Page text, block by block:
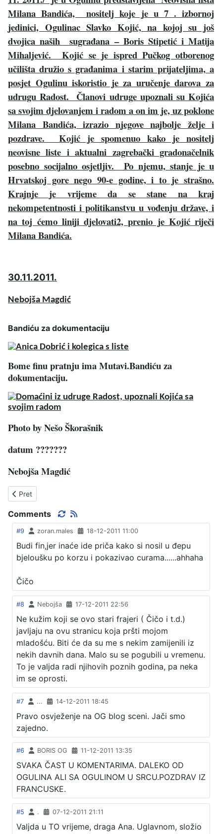
Milana Bandića, nositelj koje je u 7 . izbornoj
jedinici, Ogulinac Slavko Kojić, na kojoj su još
dvojica naših sugrađana – Boris Stipetić i Matija
Mihaljević. Kojić se je ispred Pučkog otborenog
učilišta družio s građanima i starim prijateljima, a
posjet Ogulinu iskoristio je za uručenje darova za
udrugu Radost. Članovi udruge upoznali su Kojića
sa svojim djelovanjem i radom a on im je, uz poklone
Milana Bandića, izrazio njegove najbolje želje i
pozdrave. Kojić je spomenuo kako je nositelj
neovisne liste i aktualni zagrebački gradonačelnik
posebno socijalno osjetljiv. Po njemu, stanje je u
Hrvatskoj gore nego 90-e godine, i to je strašno.
Krajnje je vrijeme da se stane na kraj
nekompetentnosti i politikanstvu u vođenju države, i
na toj ćemo liniji djelovati2, prenio je Kojić riječi
Milana Bandića.
30.11.2011.
Nebojša Magdić
Bandiću za dokumentaciju
Bome finu pratnju ima Mutavi.Bandiću za
dokumentaciju.
Photo by Nešo Škorašnik
datum ???????
Nebojša Magdić
Prethodni članak: ŠTO JE OVO MENI TREBALO
Pret
Comments
#9 zoran.males 18-12-2011 11:00
Budi fin,jer inaće ide priča kako si nosil u đepu
bjeloušku po korzu i pokazivao curama......ahhaha
Čičo
#8 Nebojša 17-12-2011 22:56
Ne kužim koji se ovo stari frajeri ( Čičo i t.d.)
javljaju na ovu stranicu koja pršti mojom
mladošću. Biti će da su me s nekim zamijenili iz
nekih davnih dana. Malo su se pogubili u vremenu.
To je valjda radi njihovih poznih godina, pa neka
im se oprosti.
#7 ... 14-12-2011 18:45
Pravo osvježenje na OG blog sceni. Jači smo
zajedno.
#6 BORIS OG 11-12-2011 13:35
SVAKA ČAST U KOMENTARIMA. DALEKO OD
OGULINA ALI SA OGULINOM U SRCU.POZDRAV IZ
FRANCUSKE.
#5 . 07-12-2011 21:11
Valjda u TO vrijeme, draga Ana. Uglavnom, složio